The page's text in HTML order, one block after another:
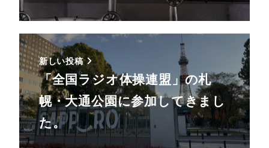
新しい投稿
「全国ラジオ体操連盟」の札
幌・大通公園に参加してきまし
た。